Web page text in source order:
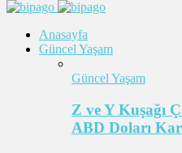
Anasayfa
Güncel Yaşam
Güncel Yaşam
Z ve Y Kuşağı
ABD Doları